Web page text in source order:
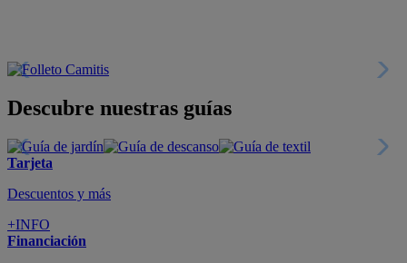
Descubre nuestras guías
Tarjeta
Descuentos y más
+INFO
Financiación